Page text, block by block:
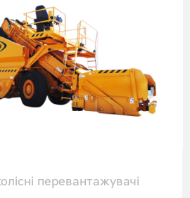
перевантажувачі